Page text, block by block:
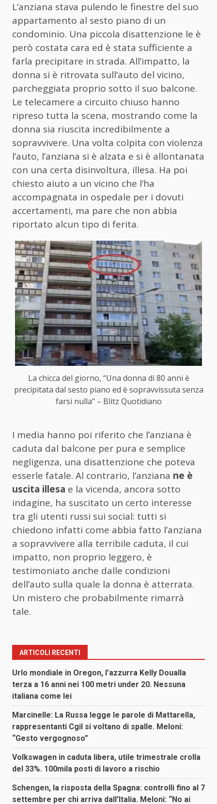
L’anziana stava pulendo le finestre del suo
appartamento al sesto piano di un
condominio. Una piccola disattenzione le è
però costata cara ed è stata sufficiente a
farla precipitare in strada. All’impatto, la
donna si è ritrovata sull’auto del vicino,
parcheggiata proprio sotto il suo balcone.
Le telecamere a circuito chiuso hanno
ripreso tutta la scena, mostrando come la
donna sia riuscita incredibilmente a
sopravvivere. Una volta colpita con violenza
l’auto, l’anziana si è alzata e si è allontanata
con una certa disinvoltura, illesa. Ha poi
chiesto aiuto a un vicino che l’ha
accompagnata in ospedale per i dovuti
accertamenti, ma pare che non abbia
riportato alcun tipo di ferita.
La chicca del giorno, “Una donna di 80 anni è
precipitata dal sesto piano ed è sopravvissuta senza
farsi nulla” – Blitz Quotidiano
I media hanno poi riferito che l’anziana è
caduta dal balcone per pura e semplice
negligenza, una disattenzione che poteva
esserle fatale. Al contrario, l’anziana ne è
uscita illesa e la vicenda, ancora sotto
indagine, ha suscitato un certo interesse
tra gli utenti russi sui social: tutti si
chiedono infatti come abbia fatto l’anziana
a sopravvivere alla terribile caduta, il cui
impatto, non proprio leggero, è
testimoniato anche dalle condizioni
dell’auto sulla quale la donna è atterrata.
Un mistero che probabilmente rimarrà
tale.
ARTICOLI RECENTI
Urlo mondiale in Oregon, l’azzurra Kelly Doualla
terza a 16 anni nei 100 metri under 20. Nessuna
italiana come lei
Marcinelle: La Russa legge le parole di Mattarella,
rappresentanti Cgil si voltano di spalle. Meloni:
“Gesto vergognoso”
Volkswagen in caduta libera, utile trimestrale crolla
del 33%. 100mila posti di lavoro a rischio
Schengen, la risposta della Spagna: controlli fino al 7
settembre per chi arriva dall’Italia. Meloni: “No ai